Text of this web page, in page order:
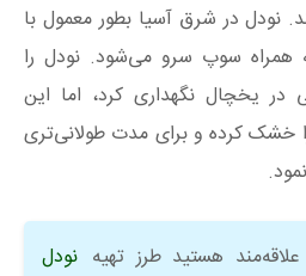
نودل در شرق آسیا بطور معمول با
سوپ سرو می‌شود. نودل را
یخچال نگهداری کرد، اما این
خشک کرده و برای مدت طولانی‌تری
هستید طرز تهیه نودل